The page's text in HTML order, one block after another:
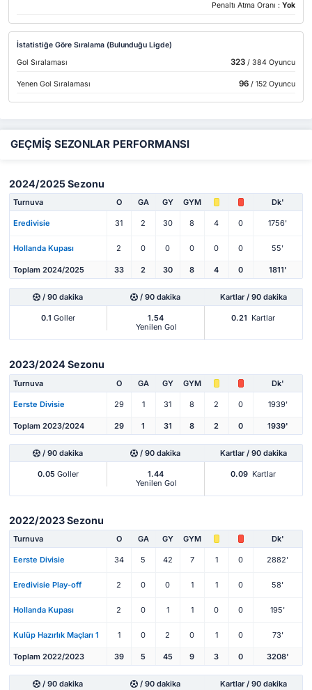
Penaltı Atma Oranı : Yok
İstatistiğe Göre Sıralama (Bulunduğu Ligde)
Gol Sıralaması
323/ 384 Oyuncu
Yenen Gol Sıralaması 96/ 152 Oyuncu
GEÇMİŞ SEZONLAR PERFORMANSI
2024/2025 Sezonu
Turnuva O GA GY GYM Dk'
Eredivisie 31 2 30 8 4 0 1756'
Hollanda Kupası 2 0 0 0 0 0 55'
Toplam 2024/2025 33 2 30 8 4 0 1811'
/ 90 dakika / 90 dakika Kartlar / 90 dakika
0.1 Goller
1.54
Yenilen Gol
0.21 Kartlar
2023/2024 Sezonu
Turnuva O GA GY GYM Dk'
Eerste Divisie 29 1 31 8 2 0 1939'
Toplam 2023/2024 29 1 31 8 2 0 1939'
/ 90 dakika / 90 dakika Kartlar / 90 dakika
0.05Goller
1.44
Yenilen Gol
0.09 Kartlar
2022/2023 Sezonu
Turnuva O GA GY GYM Dk'
Eerste Divisie 34 5 42 7 1 0 2882'
Eredivisie Play-off 2 0 0 1 1 0 58'
Hollanda Kupası 2 0 1 1 0 0 195'
Kulüp Hazırlık Maçları 1 1 0 2 0 1 0 73'
Toplam 2022/2023 39 5 45 9 3 0 3208'
/ 90 dakika / 90 dakika Kartlar / 90 dakika